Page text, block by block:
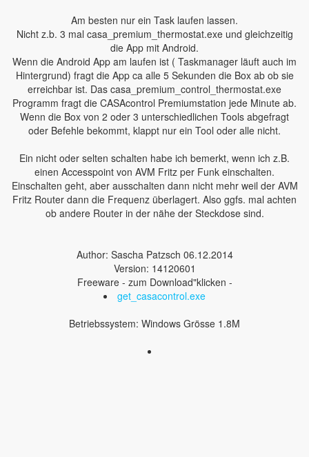
Am besten nur ein Task laufen lassen.
Nicht z.b. 3 mal casa_premium_thermostat.exe und gleichzeitig
die App mit Android.
Wenn die Android App am laufen ist ( Taskmanager läuft auch im
Hintergrund) fragt die App ca alle 5 Sekunden die Box ab ob sie
erreichbar ist. Das casa_premium_control_thermostat.exe
Programm fragt die CASAcontrol Premiumstation jede Minute ab.
Wenn die Box von 2 oder 3 unterschiedlichen Tools abgefragt
oder Befehle bekommt, klappt nur ein Tool oder alle nicht.
Ein nicht oder selten schalten habe ich bemerkt, wenn ich z.B.
einen Accesspoint von AVM Fritz per Funk einschalten.
Einschalten geht, aber ausschalten dann nicht mehr weil der AVM
Fritz Router dann die Frequenz überlagert. Also ggfs. mal achten
ob andere Router in der nähe der Steckdose sind.
Author: Sascha Patzsch 06.12.2014
Version: 14120601
Freeware - zum Download"klicken -
get_casacontrol.exe
Betriebssystem: Windows Grösse 1.8M